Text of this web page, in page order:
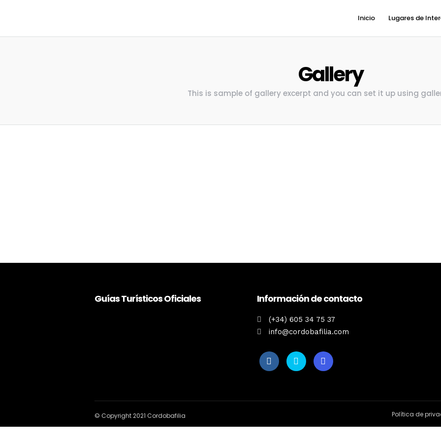
Inicio Lugares de
Gallery
This is sample of gallery excerpt and you can set it up using
Guías Turísticos Oficiales Información de contacto
(+34) 605 34 75 37
info@cordobafilia.com
Política de
© Copyright 2021 Cordobafilia